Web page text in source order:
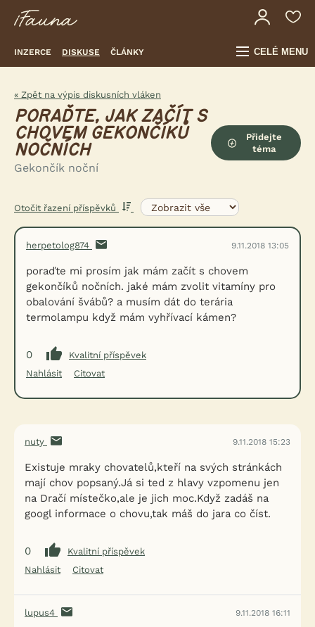
INZERCE DISKUSE ČLÁNKY CELÉ MENU
« Zpět na výpis diskusních vláken
PORAĎTE, JAK ZAČÍT S
CHOVEM GEKONČÍKŮ
NOČNÍCH
Gekončík noční
Přidejte
téma
Otočit řazení příspěvků
herpetolog874 9.11.2018 13:05
poraďte mi prosím jak mám začít s chovem
gekončíků nočních. jaké mám zvolit vitamíny pro
obalování švábů? a musím dát do terária
termolampu když mám vyhřívací kámen?
0
Kvalitní příspěvek
Nahlásit
Citovat
nuty 9.11.2018 15:23
Existuje mraky chovatelů,kteří na svých stránkách
mají chov popsaný.Já si ted z hlavy vzpomenu jen
na Dračí místečko,ale je jich moc.Když zadáš na
googl informace o chovu,tak máš do jara co číst.
0
Kvalitní příspěvek
Nahlásit
Citovat
lupus4 9.11.2018 16:11